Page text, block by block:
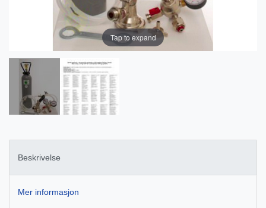
Tap to expand
Beskrivelse
Mer informasjon